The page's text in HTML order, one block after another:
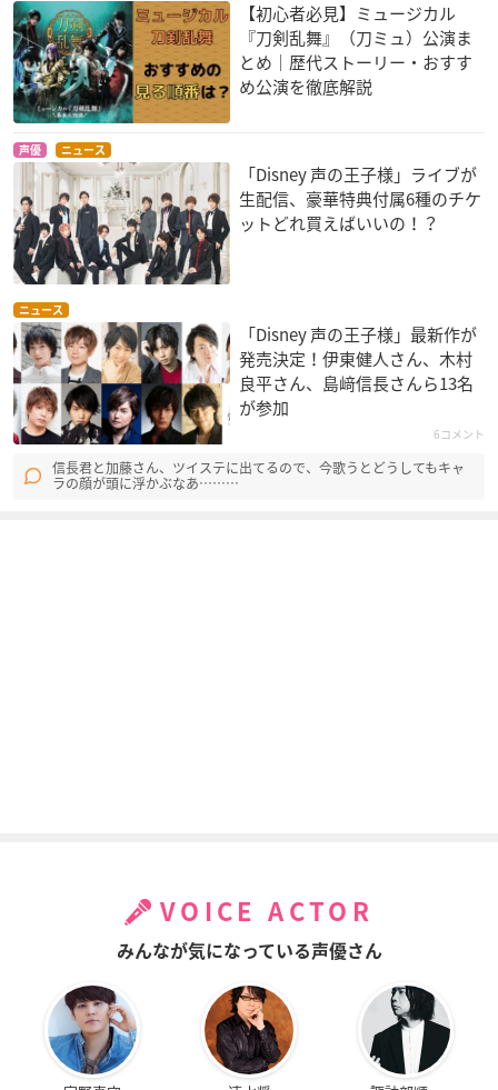
【初心者必見】ミュージカル
『刀剣乱舞』（刀ミュ）公演ま
とめ｜歴代ストーリー・おすす
め公演を徹底解説
声優 ニュース
「Disney 声の王子様」ライブが
生配信、豪華特典付属6種のチケ
ットどれ買えばいいの！？
ニュース
「Disney 声の王子様」最新作が
発売決定！伊東健人さん、木村
良平さん、島﨑信長さんら13名
が参加
6コメント
信長君と加藤さん、ツイステに出てるので、今歌うとどうしてもキャ
ラの顔が頭に浮かぶなあ………
VOICE ACTOR
みんなが気になっている声優さん